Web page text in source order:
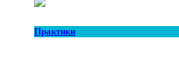
Практики